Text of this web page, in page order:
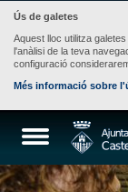
Ús de galetes
Aquest lloc utilitza
l'anàlisi de la teva
configuració
Més informació sobre